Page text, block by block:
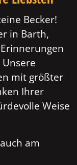
Becker!
in Barth,
mit größter
Ihrer
Weise
am